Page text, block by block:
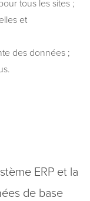
tous les sites ;
et
des données ;
ERP et la
de base